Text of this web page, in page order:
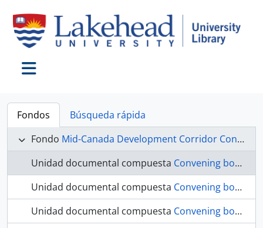
Fondos
Búsqueda rápida
Fondo Mid-Canada Development Corridor Conference fonds
Unidad documental compuesta Convening board minutes, Tues., August 7, 1968
Unidad documental compuesta Convening board minutes, Thursday, September 5, 1968
Unidad documental compuesta Convening board minutes, October 11, 1968